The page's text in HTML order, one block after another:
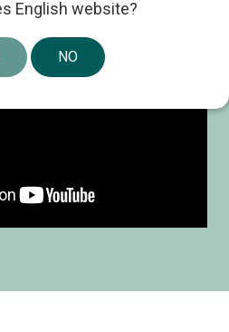
English website?
NO